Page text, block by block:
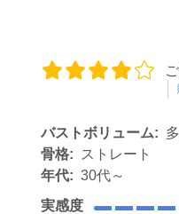
バストボリューム:
骨格:
ストレート
年代: 30代～
実感度